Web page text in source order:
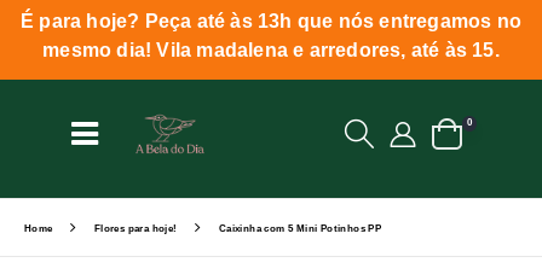
É para hoje? Peça até às 13h que nós entregamos no
mesmo dia! Vila madalena e arredores, até às 15.
0
Home Flores para hoje! Caixinha com 5 Mini Potinhos PP